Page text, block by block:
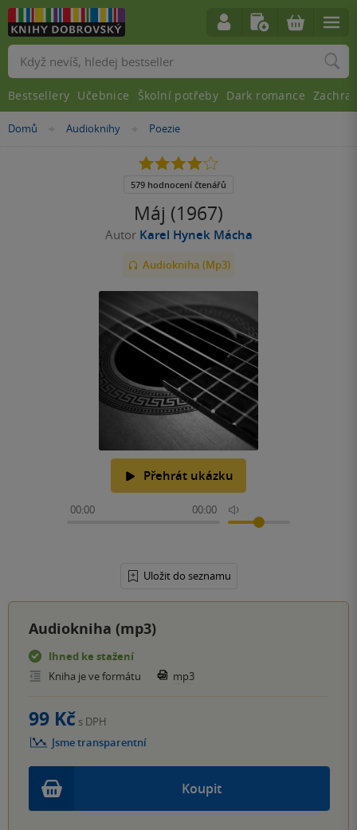
Nacházíte
Domů »Audioknihy »Poezie
Máj (1967)
Autor Karel Hynek Mácha
Audiokniha (Mp3)
Přehrát ukázku
00:00 00:00
Uložit do seznamu
4.0
5
579 hodnocení čtenářů
Audiokniha (mp3)
Ihned ke stažení
Kniha je ve formátu
mp3
Koupit
99 Kč s DPH
Jsme transparentní
Vyhledávání
Bestsellery Učebnice Školní potřeby Dark romance